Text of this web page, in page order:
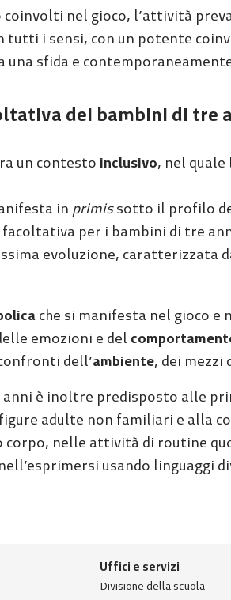
coinvolti nel gioco, l’attività
i sensi, con un potente
una sfida e
dei bambini di tre
un contesto inclusivo, nel
in primissotto il profilo
per i bambini di tre
evoluzione, caratterizzata
che si manifesta nel gioco
emozioni e del
dell’ambiente, dei mezzi
è inoltre predisposto alle
adulte non familiari e alla
nelle attività di routine
usando linguaggi
Uffici e servizi
Divisione della scuola